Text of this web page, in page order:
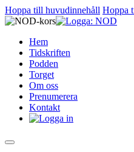
Hoppa till huvudinnehåll Hoppa
Hem
Tidskriften
Podden
Torget
Om oss
Prenumerera
Kontakt